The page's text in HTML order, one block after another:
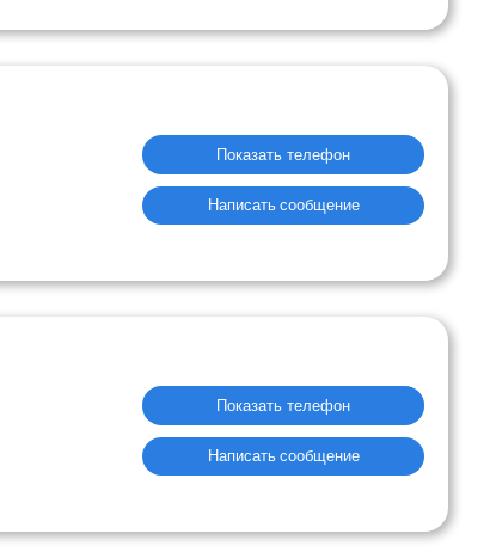
Показать телефон
Написать сообщение
Показать телефон
Написать сообщение